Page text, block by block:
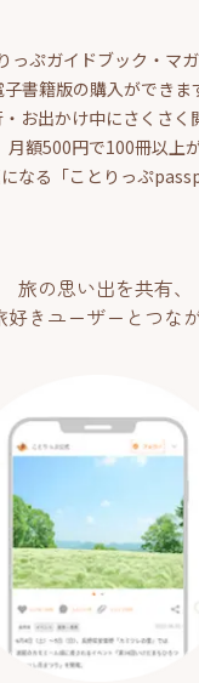
っぷガイドブック・マ
子書籍版の購入ができま
お出かけ中にさくさく
月額500円で100冊以上
なる「ことりっぷ
旅の思い出を共有、
好きユーザーとつな